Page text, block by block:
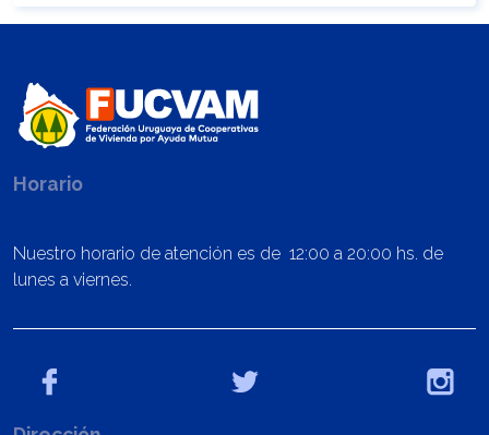
Horario
Nuestro horario de atención es de 12:00 a 20:00 hs. de
lunes a viernes.